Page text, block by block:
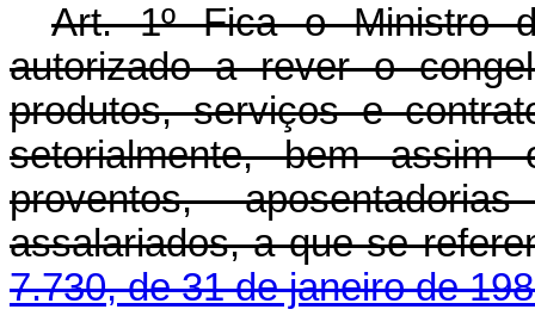
Art. 1º Fica o Ministro
autorizado a rever o
produtos, serviços e
setorialmente, bem assim
proventos,
assalariados, a que se
7.730, de 31 de janeiro de